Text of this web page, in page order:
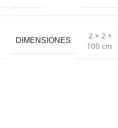
DIMENSIONES
2 × 2 ×
100 cm